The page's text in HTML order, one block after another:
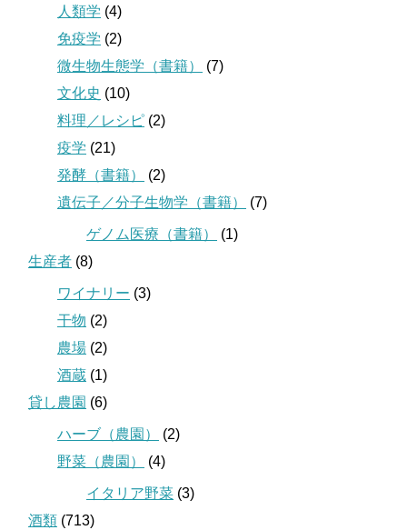
人類学 (4)
免疫学 (2)
微生物生態学（書籍）
(7)
文化史 (10)
料理／レシピ (2)
疫学 (21)
発酵（書籍）
(2)
遺伝子／分子生物学（書籍）
(7)
ゲノム医療（書籍）
(1)
生産者 (8)
ワイナリー (3)
干物 (2)
農場 (2)
酒蔵 (1)
貸し農園 (6)
ハーブ（農園）
(2)
野菜（農園）
(4)
イタリア野菜 (3)
酒類 (713)